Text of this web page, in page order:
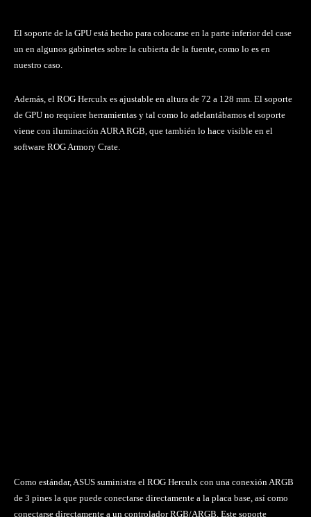
El soporte de la GPU está hecho para colocarse en la parte inferior del case
un en algunos gabinetes sobre la cubierta de la fuente, como lo es en
nuestro caso.
Además, el ROG Herculx es ajustable en altura de 72 a 128 mm. El soporte
de GPU no requiere herramientas y tal como lo adelantábamos el soporte
viene con iluminación AURA RGB, que también lo hace visible en el
software ROG Armory Crate.
Como estándar, ASUS suministra el ROG Herculx con una conexión ARGB
de 3 pines la que puede conectarse directamente a la placa base, así como
conectarse directamente a un controlador RGB/ARGB. Este soporte